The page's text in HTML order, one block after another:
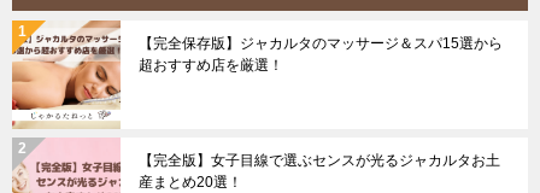
【完全保存版】ジャカルタのマッサージ＆スパ15選から
超おすすめ店を厳選！
【完全版】女子目線で選ぶセンスが光るジャカルタお土
産まとめ20選！